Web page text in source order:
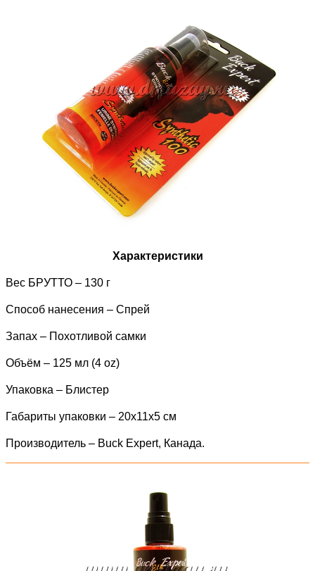
Характеристики
Вес БРУТТО – 130 г
Способ нанесения – Спрей
Запах – Похотливой самки
Объём – 125 мл (4 oz)
Упаковка – Блистер
Габариты упаковки – 20х11х5 см
Производитель – Buck Expert, Канада.